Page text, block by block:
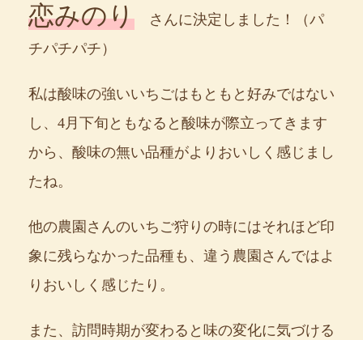
恋みのり さんに決定しました！（パ
チパチパチ）
私は酸味の強いいちごはもともと好みではない
し、4月下旬ともなると酸味が際立ってきます
から、酸味の無い品種がよりおいしく感じまし
たね。
他の農園さんのいちご狩りの時にはそれほど印
象に残らなかった品種も、違う農園さんではよ
りおいしく感じたり。
また、訪問時期が変わると味の変化に気づける